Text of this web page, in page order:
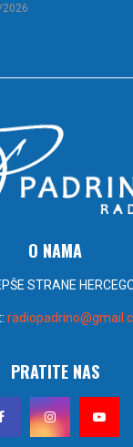
O NAMA
STRANE
PRATITE NAS